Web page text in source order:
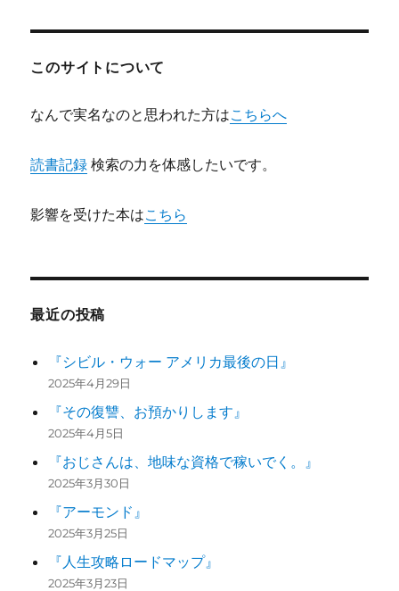
このサイトについて
なんで実名なのと思われた方はこちらへ
読書記録 検索の力を体感したいです。
影響を受けた本はこちら
最近の投稿
『シビル・ウォー アメリカ最後の日』
2025年4月29日
『その復讐、お預かりします』
2025年4月5日
『おじさんは、地味な資格で稼いでく。』
2025年3月30日
『アーモンド』
2025年3月25日
『人生攻略ロードマップ』
2025年3月23日